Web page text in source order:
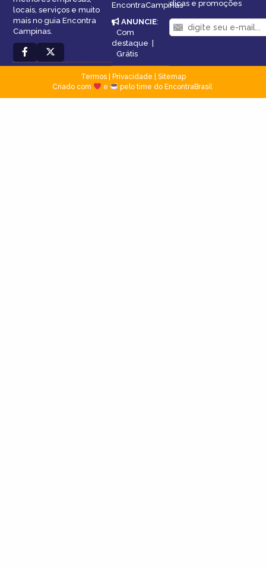
locais, serviços e muito
mais no guia Encontra
Campinas.
EncontraCampinas
ANUNCIE:
Com
destaque |
Grátis
dicas e promoções
Termos| Privacidade
Sitemap
Criado com
e pelo time do EncontraBrasil